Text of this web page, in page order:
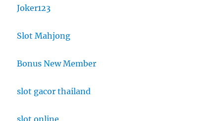
Joker123
Slot Mahjong
Bonus New Member
slot gacor thailand
slot online